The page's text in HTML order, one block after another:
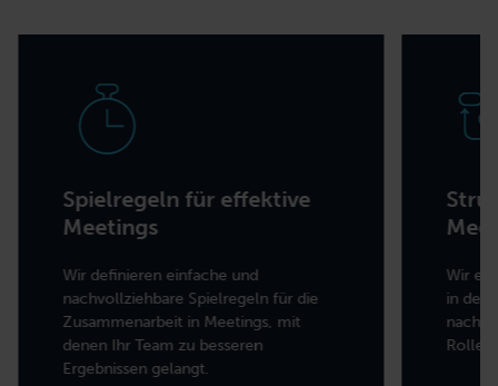
Spielregeln für effektive
Meetings
Wir definieren einfache und
nachvollziehbare Spielregeln für die
Zusammenarbeit in Meetings, mit
denen Ihr Team zu besseren
Ergebnissen gelangt.
Wir
in
nach
Rollen